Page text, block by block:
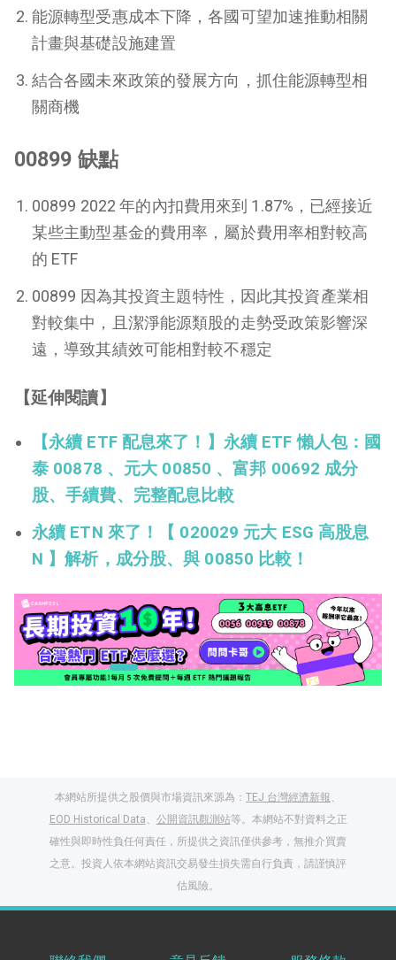
能源轉型受惠成本下降，各國可望加速推動相關
計畫與基礎設施建置
結合各國未來政策的發展方向，抓住能源轉型相
關商機
00899 缺點
00899 2022 年的內扣費用來到 1.87%，已經接近
某些主動型基金的費用率，屬於費用率相對較高
的 ETF
00899 因為其投資主題特性，因此其投資產業相
對較集中，且潔淨能源類股的走勢受政策影響深
遠，導致其績效可能相對較不穩定
【延伸閱讀】
【永續 ETF 配息來了！】永續 ETF 懶人包：國
泰 00878 、元大 00850 、富邦 00692 成分
股、手續費、完整配息比較
永續 ETN 來了！【 020029 元大 ESG 高股息
N 】解析，成分股、與 00850 比較！
本網站所提供之股價與市場資訊來源為： TEJ 台灣經濟新報、
EOD Historical Data、 公開資訊觀測站等。本網站不對資料之正
確性與即時性負任何責任，所提供之資訊僅供參考，無推介買賣
之意。投資人依本網站資訊交易發生損失需自行負責，請謹慎評
估風險。